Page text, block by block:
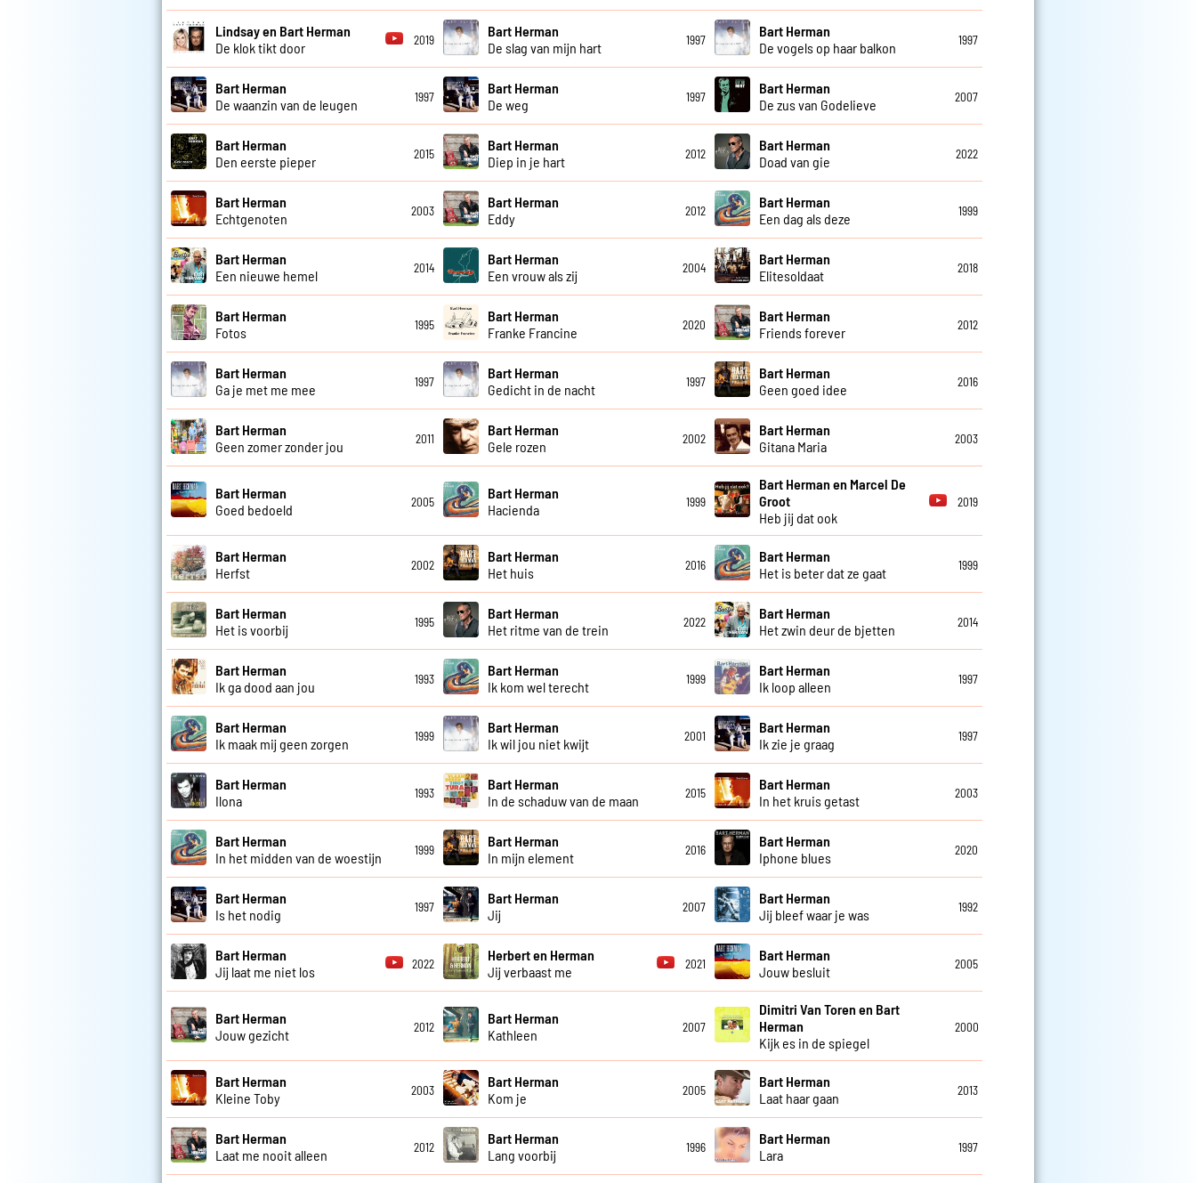
Lindsay en Bart Herman
De klok tikt door
2019
Bart Herman
De slag van mijn hart
1997
Bart Herman
De vogels op haar balkon
1997
Bart Herman
De waanzin van de leugen
1997
Bart Herman
De weg
1997
Bart Herman
De zus van Godelieve
2007
Bart Herman
Den eerste pieper
2015
Bart Herman
Diep in je hart
2012
Bart Herman
Doad van gie
2022
Bart Herman
Echtgenoten
2003
Bart Herman
Eddy
2012
Bart Herman
Een dag als deze
1999
Bart Herman
Een nieuwe hemel
2014
Bart Herman
Een vrouw als zij
2004
Bart Herman
Elitesoldaat
2018
Bart Herman
Fotos
1995
Bart Herman
Franke Francine
2020
Bart Herman
Friends forever
2012
Bart Herman
Ga je met me mee
1997
Bart Herman
Gedicht in de nacht
1997
Bart Herman
Geen goed idee
2016
Bart Herman
Geen zomer zonder jou
2011
Bart Herman
Gele rozen
2002
Bart Herman
Gitana Maria
2003
Bart Herman
Goed bedoeld
2005
Bart Herman
Hacienda
1999
Bart Herman en Marcel De
Groot
Heb jij dat ook
2019
Bart Herman
Herfst
2002
Bart Herman
Het huis
2016
Bart Herman
Het is beter dat ze gaat
1999
Bart Herman
Het is voorbij
1995
Bart Herman
Het ritme van de trein
2022
Bart Herman
Het zwin deur de bjetten
2014
Bart Herman
Ik ga dood aan jou
1993
Bart Herman
Ik kom wel terecht
1999
Bart Herman
Ik loop alleen
1997
Bart Herman
Ik maak mij geen zorgen
1999
Bart Herman
Ik wil jou niet kwijt
2001
Bart Herman
Ik zie je graag
1997
Bart Herman
Ilona
1993
Bart Herman
In de schaduw van de maan
2015
Bart Herman
In het kruis getast
2003
Bart Herman
In het midden van de woestijn
1999
Bart Herman
In mijn element
2016
Bart Herman
Iphone blues
2020
Bart Herman
Is het nodig
1997
Bart Herman
Jij
2007
Bart Herman
Jij bleef waar je was
1992
Bart Herman
Jij laat me niet los
2022
Herbert en Herman
Jij verbaast me
2021
Bart Herman
Jouw besluit
2005
Bart Herman
Jouw gezicht
2012
Bart Herman
Kathleen
2007
Dimitri Van Toren en Bart
Herman
Kijk es in de spiegel
2000
Bart Herman
Kleine Toby
2003
Bart Herman
Kom je
2005
Bart Herman
Laat haar gaan
2013
Bart Herman
Laat me nooit alleen
2012
Bart Herman
Lang voorbij
1996
Bart Herman
Lara
1997